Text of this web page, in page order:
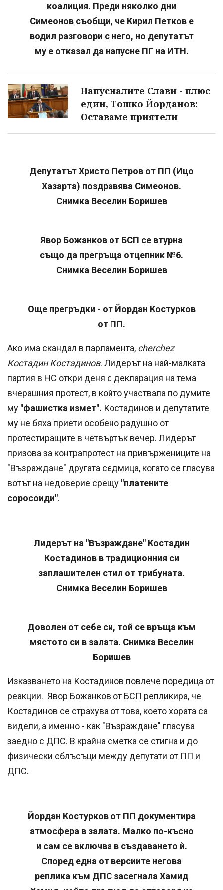
коалиция. Преди няколко дни
Симеонов съобщи, че Кирил Петков е
водил разговори с него, но депутатът
му е отказал да напусне ПГ на ИТН.
Напусналите Слави - плюс
един, Тошко Йорданов:
Оставаме приятели
Депутатът Христо Петров от ПП (Ицо
Хазарта) поздравява Симеонов.
Снимка Веселин Боришев
Явор Божанков от БСП се втурна
също да прегръща отцепник №6.
Снимка Веселин Боришев
Още прегръдки - от Йордан Костурков
от ПП.
Ако има скандал в парламента, cherchez
Костадин Костадинов. Лидерът на най-малката
партия в НС откри деня с декларация на тема
вчерашния протест, в който участвала по думите
му "фашистка измет". Костадинов и депутатите
му не бяха приети особено радушно от
протестиращите в четвъртък вечер. Лидерът
призова за контрапротест на привържениците на
"Възраждане" другата седмица, когато се гласува
вотът на недоверие срещу "платените
соросоиди".
Лидерът на "Възраждане" Костадин
Костадинов в традиционния си
заплашителен стил от трибуната.
Снимка Веселин Боришев
Доволен от себе си, той се връща към
мястото си в залата. Снимка Веселин
Боришев
Изказването на Костадинов повлече поредица от
реакции. Явор Божанков от БСП репликира, че
Костадинов се страхува от това, което хората са
видели, а именно - как "Възраждане" гласува
заедно с ДПС. В крайна сметка се стигна и до
физически сблъсъци между депутати от ПП и
ДПС.
Йордан Костурков от ПП документира
атмосфера в залата. Малко по-късно
и сам се включва в създаването ѝ.
Според една от версиите негова
реплика към ДПС засегнала Хамид